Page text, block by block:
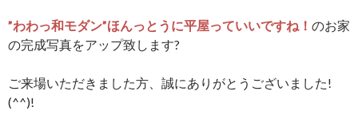
”わわっ和モダン”ほんっとうに平屋っていいですね！ のお家
の完成写真をアップ致します?
ご来場いただきました方、誠にありがとうございました!
(^^)!